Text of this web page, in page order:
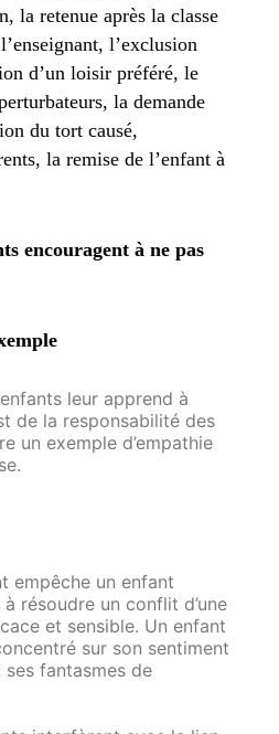
la retenue après la classe
l’exclusion
d’un loisir préféré, le
la demande
du tort causé,
la remise de l’enfant à
encouragent à ne pas
leur apprend à
de la responsabilité des
un exemple d’empathie
empêche un enfant
à résoudre un conflit d’une
et sensible. Un enfant
sur son sentiment
fantasmes de